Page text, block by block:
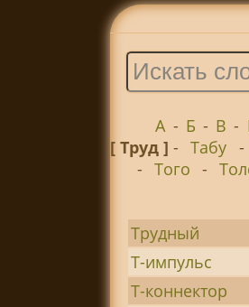
А - Б - В -
[ Труд ]- Табу -
- Того -
Трудный
Т-импульс
Т-коннектор